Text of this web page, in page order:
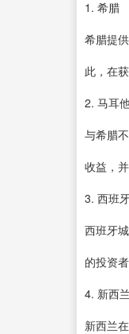
1. 希腊
希腊提
此，在
2. 马耳
与希腊
收益，
3. 西班
西班牙
的投资
4. 新西兰
新西兰